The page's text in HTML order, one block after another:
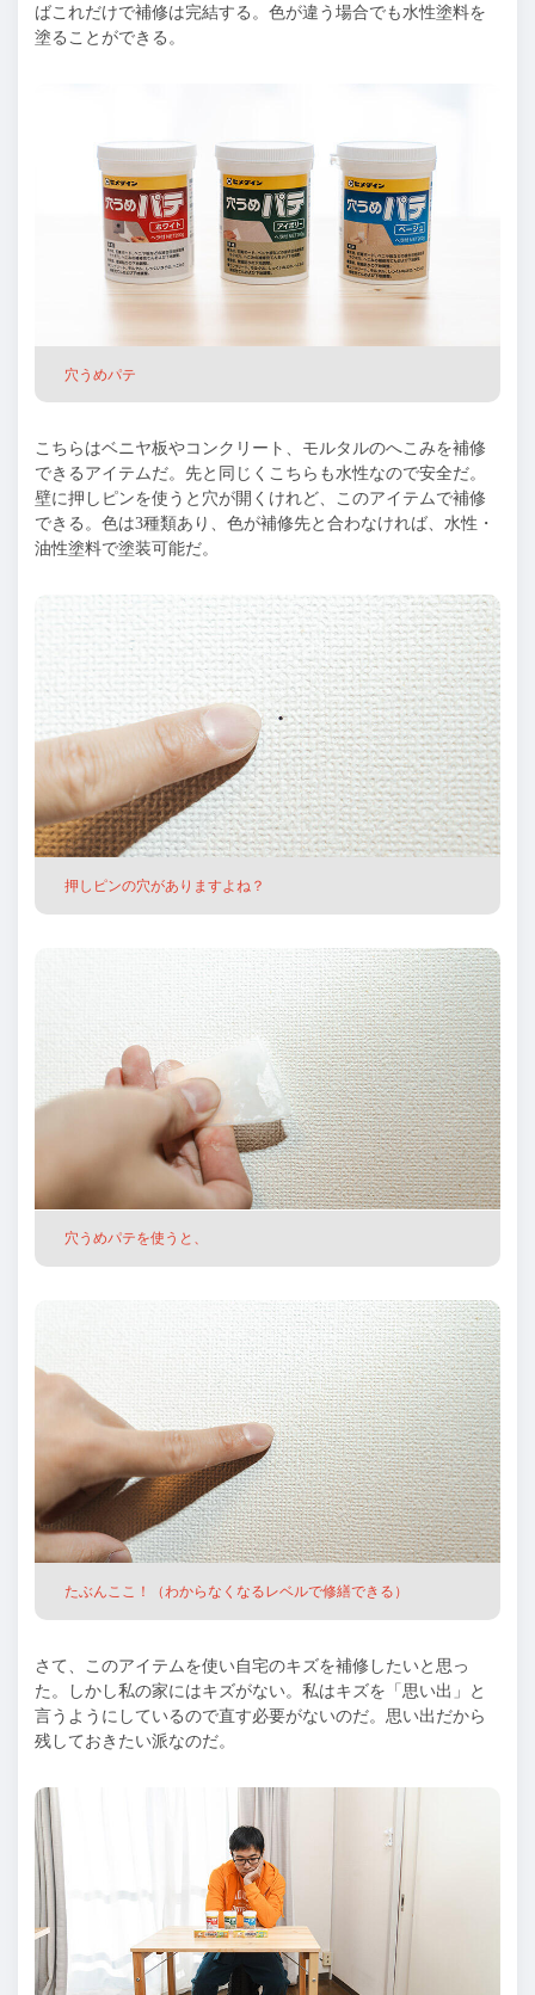
ばこれだけで補修は完結する。色が違う場合でも水性塗料を
塗ることができる。
穴うめパテ
こちらはベニヤ板やコンクリート、モルタルのへこみを補修
できるアイテムだ。先と同じくこちらも水性なので安全だ。
壁に押しピンを使うと穴が開くけれど、このアイテムで補修
できる。色は3種類あり、色が補修先と合わなければ、水性・
油性塗料で塗装可能だ。
押しピンの穴がありますよね？
穴うめパテを使うと、
たぶんここ！（わからなくなるレベルで修繕できる）
さて、このアイテムを使い自宅のキズを補修したいと思っ
た。しかし私の家にはキズがない。私はキズを「思い出」と
言うようにしているので直す必要がないのだ。思い出だから
残しておきたい派なのだ。